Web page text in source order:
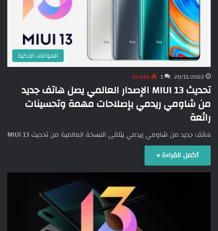
الهواتف الذكية
20/11/2022
1 12٬648
تحديث MIUI 13 الإصدار العالمي يصل هاتف جديد
من شاومي ريدمي بإصلاحات مهمة وتحسينات
رائعة
هاتف جديد من شاومي ريدمي يتلقى النسخة العالمية من تحديث MIUI 13
أكمل القراءة »